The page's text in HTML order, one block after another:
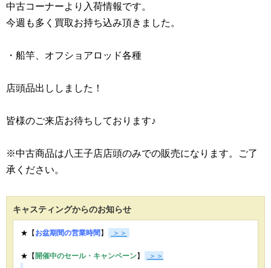
中古コーナーより入荷情報です。
今週も多く買取お持ち込み頂きました。
・船竿、オフショアロッド各種
店頭品出ししました！
皆様のご来店お待ちしております♪
※中古商品は八王子店店頭のみでの販売になります。ご了
承ください。
キャスティングからのお知らせ
★【お盆期間の営業時間】 ＞＞
★【開催中のセール・キャンペーン】 ＞＞